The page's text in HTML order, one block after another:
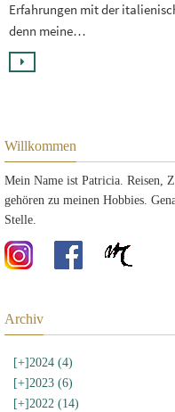
Erfahrungen mit der
denn meine…
Willkommen
Mein Name ist Patricia. Reisen,
gehören zu meinen Hobbies.
Stelle.
Archiv
[+]2024 (4)
[+]2023 (6)
[+]2022 (14)